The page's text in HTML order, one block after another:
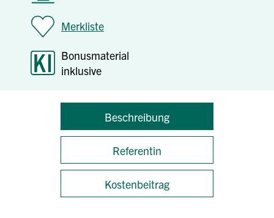
Merkliste
Bonusmaterial
inklusive
Beschreibung
Referentin
Kostenbeitrag